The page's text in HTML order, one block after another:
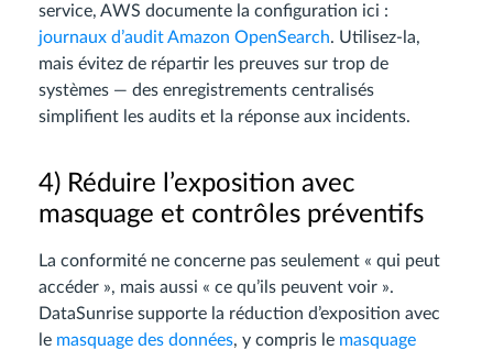
service, AWS documente la configuration ici :
journaux d’audit Amazon OpenSearch. Utilisez-la,
mais évitez de répartir les preuves sur trop de
systèmes — des enregistrements centralisés
simplifient les audits et la réponse aux incidents.
4) Réduire l’exposition avec
masquage et contrôles préventifs
La conformité ne concerne pas seulement « qui peut
accéder », mais aussi « ce qu’ils peuvent voir ».
DataSunrise supporte la réduction d’exposition avec
le masquage des données, y compris le masquage